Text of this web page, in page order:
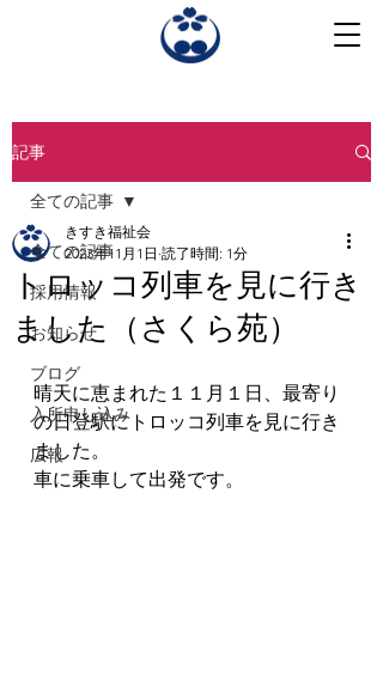
記事
全ての記事
採用情報
お知らせ
ブログ
入所申し込み
広報
全ての記事
トロッコ列車を見に行き
ました（さくら苑）
きすき福祉会
2023年11月1日 読了時間: 1分
晴天に恵まれた１１月１日、最寄り
の日登駅にトロッコ列車を見に行き
ました。
車に乗車して出発です。